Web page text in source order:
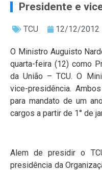
Presidente e
TCU 12/12/2012
O Ministro Auguisto
quarta-feira (12) como
da União – TCU. O
vice-presidência.
para mandato de um
cargos a partir de 1° de
Alem de presidir o
presidência da